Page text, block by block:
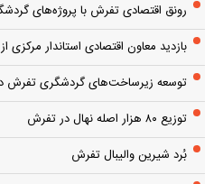
رونق اقتصادی تفرش با پروژه‌های
بازدید معاون اقتصادی استاندار
توسعه زیرساخت‌های گردشگری تفرش در
توزیع ۸۰ هزار اصله نهال در تفرش
بُرد شیرین والیبال تفرش